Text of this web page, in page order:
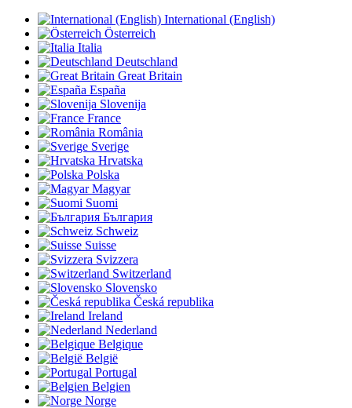
International (English)
Österreich
Italia
Deutschland
Great Britain
España
Slovenija
France
România
Sverige
Hrvatska
Polska
Magyar
Suomi
България
Schweiz
Suisse
Svizzera
Switzerland
Slovensko
Česká republika
Ireland
Nederland
Belgique
België
Portugal
Belgien
Norge